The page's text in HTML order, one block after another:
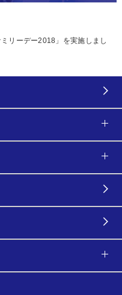
ミリーデー2018」を実施しまし